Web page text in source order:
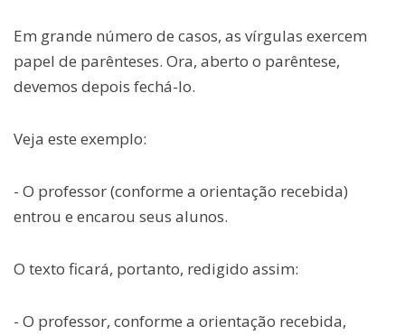
Em grande número de casos, as vírgulas exercem
papel de parênteses. Ora, aberto o parêntese,
devemos depois fechá-lo.
Veja este exemplo:
- O professor (conforme a orientação recebida)
entrou e encarou seus alunos.
O texto ficará, portanto, redigido assim:
- O professor, conforme a orientação recebida,